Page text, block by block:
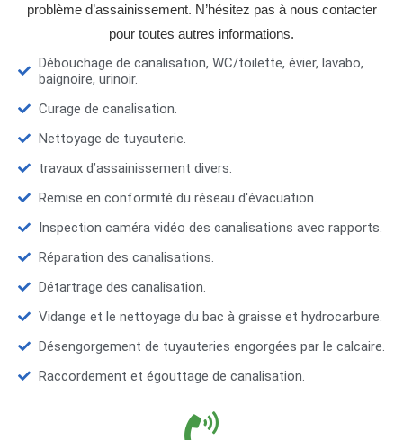
problème d’assainissement. N’hésitez pas à nous contacter
pour toutes autres informations.
Débouchage de canalisation, WC/toilette, évier, lavabo,
baignoire, urinoir.
Curage de canalisation.
Nettoyage de tuyauterie.
travaux d’assainissement divers.
Remise en conformité du réseau d'évacuation.
Inspection caméra vidéo des canalisations avec rapports.
Réparation des canalisations.
Détartrage des canalisation.
Vidange et le nettoyage du bac à graisse et hydrocarbure.
Désengorgement de tuyauteries engorgées par le calcaire.
Raccordement et égouttage de canalisation.